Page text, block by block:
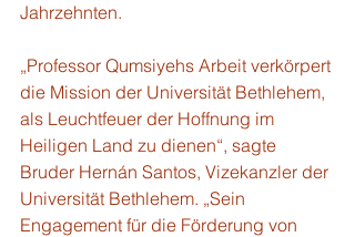
Jahrzehnten.
„Professor Qumsiyehs Arbeit verkörpert
die Mission der Universität Bethlehem,
als Leuchtfeuer der Hoffnung im
Heiligen Land zu dienen“, sagte
Bruder Hernán Santos, Vizekanzler der
Universität Bethlehem. „Sein
Engagement für die Förderung von